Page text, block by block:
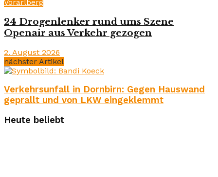
Vorarlberg
24 Drogenlenker rund ums Szene
Openair aus Verkehr gezogen
2. August 2026
nächster Artikel
Verkehrsunfall in Dornbirn: Gegen Hauswand
geprallt und von LKW eingeklemmt
Heute beliebt